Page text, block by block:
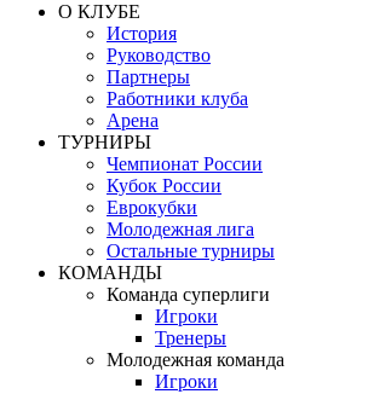
О КЛУБЕ
История
Руководство
Партнеры
Работники клуба
Арена
ТУРНИРЫ
Чемпионат России
Кубок России
Еврокубки
Молодежная лига
Остальные турниры
КОМАНДЫ
Команда суперлиги
Игроки
Тренеры
Молодежная команда
Игроки